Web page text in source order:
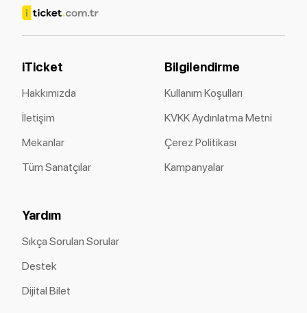
iTicket
Hakkımızda
İletişim
Mekanlar
Tüm Sanatçılar
Bilgilendirme
Kullanım Koşulları
KVKK Aydınlatma Metni
Çerez Politikası
Kampanyalar
Yardım
Sıkça Sorulan Sorular
Destek
Dijital Bilet